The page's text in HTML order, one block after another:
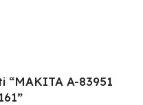
“MAKITA A-83951